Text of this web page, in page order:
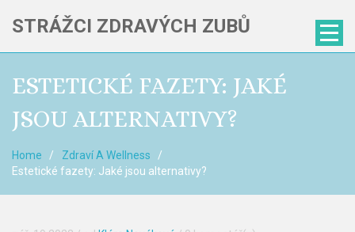
STRÁŽCI ZDRAVÝCH ZUBŮ
ESTETICKÉ FAZETY: JAKÉ
JSOU ALTERNATIVY?
Home
Zdraví A Wellness
Estetické fazety: Jaké jsou alternativy?